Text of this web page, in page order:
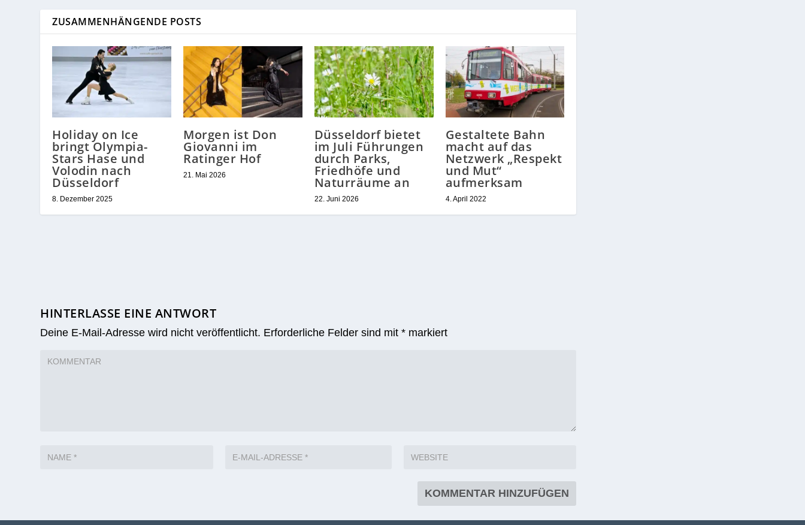
ZUSAMMENHÄNGENDE POSTS
Holiday on Ice
bringt Olympia-
Stars Hase und
Volodin nach
Düsseldorf
8. Dezember 2025
Morgen ist Don
Giovanni im
Ratinger Hof
21. Mai 2026
Düsseldorf bietet
im Juli Führungen
durch Parks,
Friedhöfe und
Naturräume an
22. Juni 2026
Gestaltete Bahn
macht auf das
Netzwerk „Respekt
und Mut“
aufmerksam
4. April 2022
HINTERLASSE EINE ANTWORT
Deine E-Mail-Adresse wird nicht veröffentlicht. Erforderliche Felder sind mit* markiert